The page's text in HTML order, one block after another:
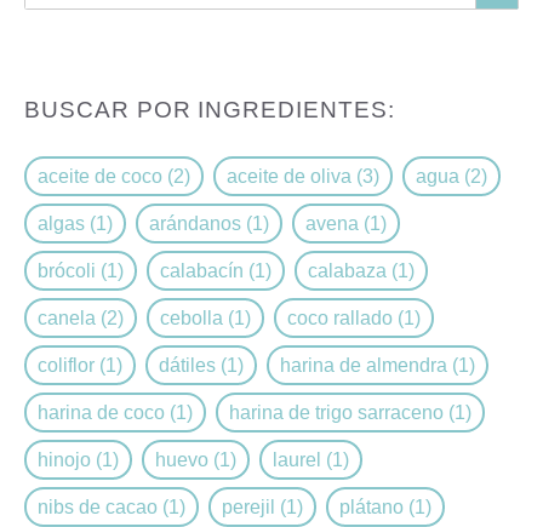
BUSCAR POR INGREDIENTES:
aceite de coco (2) aceite de oliva (3) agua (2)
algas (1) arándanos (1) avena (1)
brócoli (1) calabacín (1) calabaza (1)
canela (2) cebolla (1) coco rallado (1)
coliflor (1) dátiles (1) harina de almendra (1)
harina de coco (1) harina de trigo sarraceno (1)
hinojo (1) huevo (1) laurel (1)
nibs de cacao (1) perejil (1) plátano (1)